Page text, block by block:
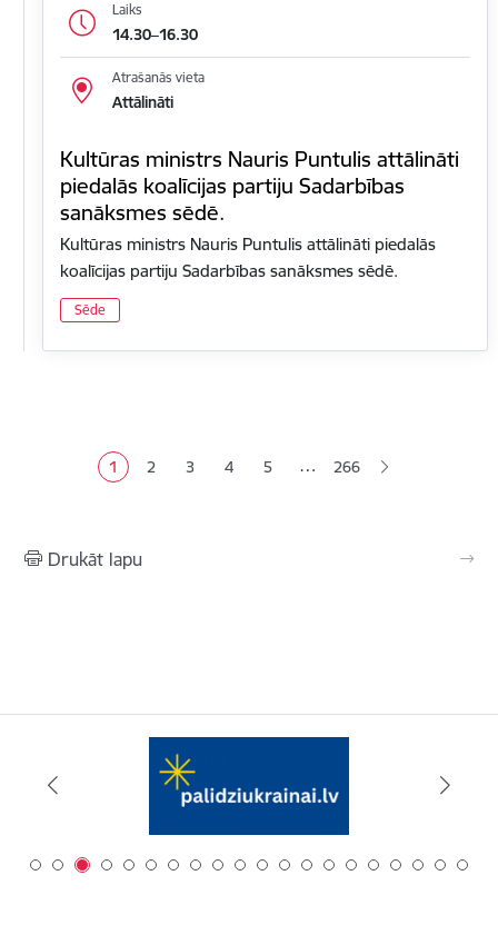
Laiks
14.30–16.30
Atrašanās vieta
Attālināti
Kultūras ministrs Nauris Puntulis attālināti
piedalās koalīcijas partiju Sadarbības
sanāksmes sēdē.
Kultūras ministrs Nauris Puntulis attālināti piedalās
koalīcijas partiju Sadarbības sanāksmes sēdē.
Sēde
Pašreizējā lapa
1 Lapa
2 Lapa
3 Lapa
4 Lapa
5 … 266
Drukāt lapu